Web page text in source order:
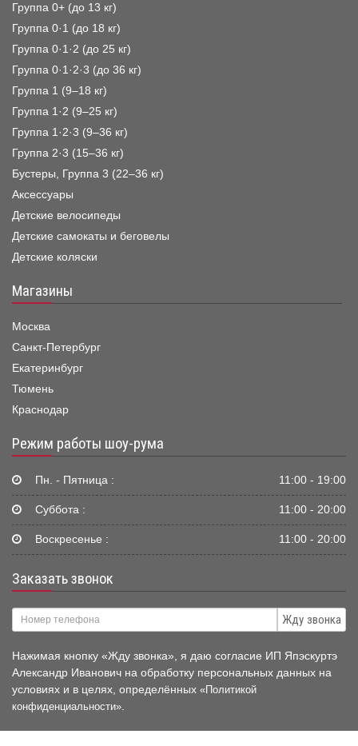
Группа 0+ (до 13 кг)
Группа 0·1 (до 18 кг)
Группа 0·1·2 (до 25 кг)
Группа 0·1·2·3 (до 36 кг)
Группа 1 (9–18 кг)
Группа 1·2 (9–25 кг)
Группа 1·2·3 (9–36 кг)
Группа 2·3 (15–36 кг)
Бустеры, Группа 3 (22–36 кг)
Аксессуары
Детские велосипеды
Детские самокаты и беговелы
Детские коляски
Магазины
Москва
Санкт-Петербург
Екатеринбург
Тюмень
Краснодар
Режим работы шоу-рума
Пн. - Пятница : 11:00 - 19:00
Суббота : 11:00 - 20:00
Воскресенье : 11:00 - 20:00
Заказать звонок
Жду звонка
Нажимая кнопку «Жду звонка», я даю согласие ИП Япэскуртэ
Александр Иванович на обработку персональных данных на
условиях и в целях, определённых «Политикой
конфиденциальности»